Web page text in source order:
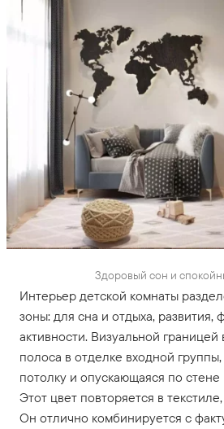
Здоровый сон и
Интерьер детской комнаты
зоны: для сна и отдыха, развития,
активности. Визуальной границей
полоса в отделке входной
потолку и опускающаяся по стене
Этот цвет повторяется в
Он отлично комбинируется с